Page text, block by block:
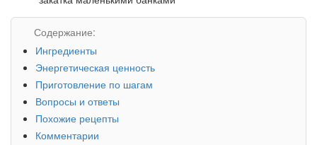
Содержание:
Ингредиенты
Энергетическая ценность
Приготовление по шагам
Вопросы и ответы
Похожие рецепты
Комментарии